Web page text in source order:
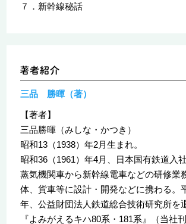
７．新幹線秘話
三品 勝暉（著）
【著者】
三品勝暉（みしな・かつき）
昭和13（1938）年2月生まれ。
昭和36（1961）年4月、日本国有鉄道入社
蒸気機関車から新幹線電車などの研修業
体、貨車等に設計・開発などに携わる。
年、公益財団法人鉄道総合技術研究所を
『よみがえるキハ80系・181系』（当社刊